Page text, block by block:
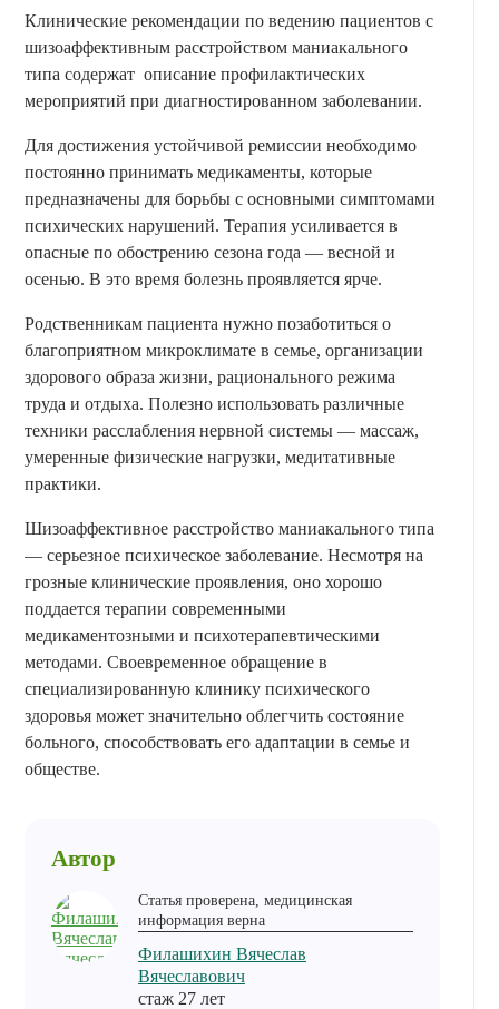
Клинические рекомендации по ведению пациентов с
шизоаффективным расстройством маниакального
типа содержат описание профилактических
мероприятий при диагностированном заболевании.
Для достижения устойчивой ремиссии необходимо
постоянно принимать медикаменты, которые
предназначены для борьбы с основными симптомами
психических нарушений. Терапия усиливается в
опасные по обострению сезона года — весной и
осенью. В это время болезнь проявляется ярче.
Родственникам пациента нужно позаботиться о
благоприятном микроклимате в семье, организации
здорового образа жизни, рационального режима
труда и отдыха. Полезно использовать различные
техники расслабления нервной системы — массаж,
умеренные физические нагрузки, медитативные
практики.
Шизоаффективное расстройство маниакального типа
— серьезное психическое заболевание. Несмотря на
грозные клинические проявления, оно хорошо
поддается терапии современными
медикаментозными и психотерапевтическими
методами. Своевременное обращение в
специализированную клинику психического
здоровья может значительно облегчить состояние
больного, способствовать его адаптации в семье и
обществе.
Автор
Статья проверена, медицинская
информация верна
Филашихин Вячеслав
Вячеславович
cтаж 27 лет